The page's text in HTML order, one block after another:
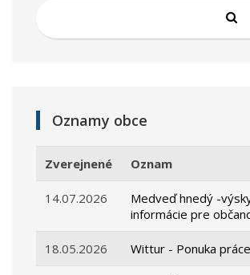
Oznamy obce
Zverejnené Oznam
14.07.2026
Medveď hnedý -
informácie pre
18.05.2026 Wittur - Ponuka práce